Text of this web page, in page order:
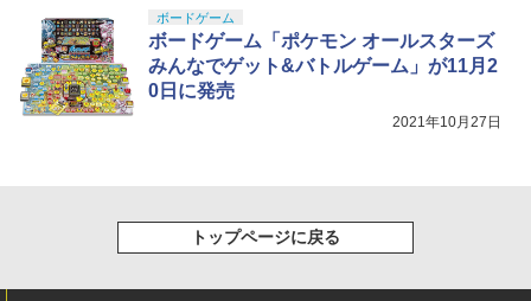
す楽】
￥1,380
￥9,618
ボードゲーム
ボードゲーム「ポケモン オールスターズ
みんなでゲット&バトルゲーム」が11月2
0日に発売
2021年10月27日
トップページに戻る